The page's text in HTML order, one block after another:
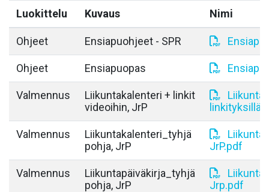
Luokittelu Kuvaus Nimi
Ohjeet Ensiapuohjeet - SPR
Ohjeet Ensiapuopas
Valmennus
Liikuntakalenteri + linkit
videoihin, JrP
linkityksillä,
Valmennus
Liikuntakalenteri_tyhjä
pohja, JrP
JrP.pdf
Valmennus
Liikuntapäiväkirja_tyhjä
pohja, JrP
Jrp.pdf